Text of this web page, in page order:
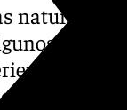
naturales
de los
más